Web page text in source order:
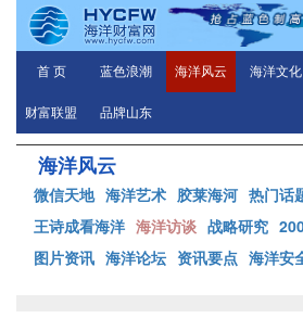
首 页 蓝色浪潮 海洋风云 海洋文化
财富联盟 品牌山东
海洋风云
微信天地 海洋艺术 胶莱海河 热门话
王诗成看海洋 海洋访谈 战略研究
图片资讯 海洋论坛 资讯要点 海洋安